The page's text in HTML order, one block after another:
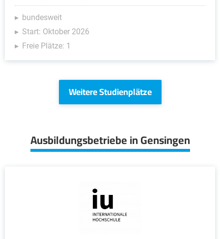
bundesweit
Start: Oktober 2026
Freie Plätze: 1
Weitere Studienplätze
Ausbildungsbetriebe in Gensingen